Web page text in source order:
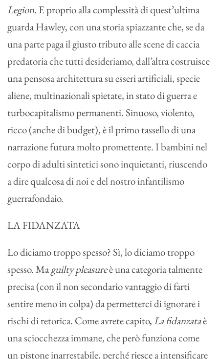
Legion. E proprio alla complessità di quest’ultima
guarda Hawley, con una storia spiazzante che, se da
una parte paga il giusto tributo alle scene di caccia
predatoria che tutti desideriamo, dall’altra costruisce
una pensosa architettura su esseri artificiali, specie
aliene, multinazionali spietate, in stato di guerra e
turbocapitalismo permanenti. Sinuoso, violento,
ricco (anche di budget), è il primo tassello di una
narrazione futura molto promettente. I bambini nel
corpo di adulti sintetici sono inquietanti, riuscendo
a dire qualcosa di noi e del nostro infantilismo
guerrafondaio.
LA FIDANZATA
Lo diciamo troppo spesso? Sì, lo diciamo troppo
spesso. Maguilty pleasureè una categoria talmente
precisa (con il non secondario vantaggio di farti
sentire meno in colpa) da permetterci di ignorare i
rischi di retorica. Come avrete capito, La fidanzataè
una sciocchezza immane, che però funziona come
un pistone inarrestabile, perché riesce a intensificare